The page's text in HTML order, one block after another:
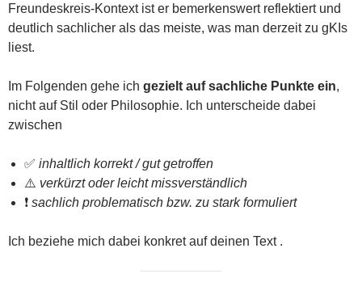
Freundeskreis-Kontext ist er bemerkenswert reflektiert und
deutlich sachlicher als das meiste, was man derzeit zu gKIs
liest.
Im Folgenden gehe ich gezielt auf sachliche Punkte ein,
nicht auf Stil oder Philosophie. Ich unterscheide dabei
zwischen
✅ inhaltlich korrekt / gut getroffen
⚠️ verkürzt oder leicht missverständlich
❗ sachlich problematisch bzw. zu stark formuliert
Ich beziehe mich dabei konkret auf deinen Text .